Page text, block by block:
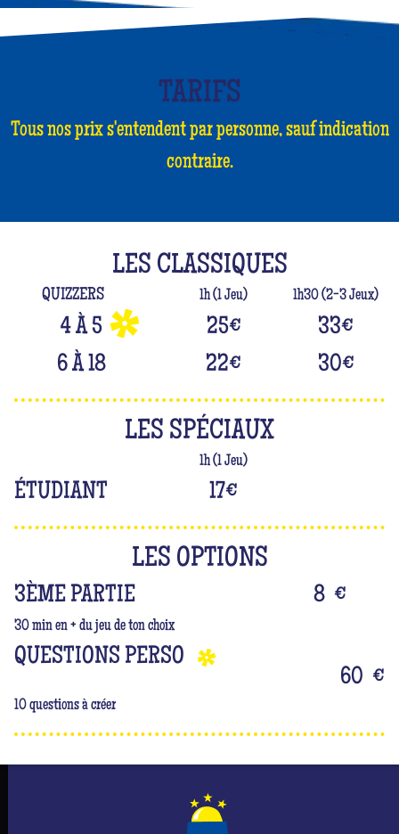
TARIFS
Tous nos prix s'entendent par personne, sauf indication
contraire.
LES CLASSIQUES
QUIZZERS 1h (1 Jeu) 1h30 (2-3 Jeux)
4 À 5 25€ 33€
6 À 18
22€ 30€
LES SPÉCIAUX
1h (1 Jeu)
ÉTUDIANT 17€
LES OPTIONS
3ÈME PARTIE
30 min en + du jeu de ton choix
8 €
QUESTIONS PERSO
10 questions à créer
60 €